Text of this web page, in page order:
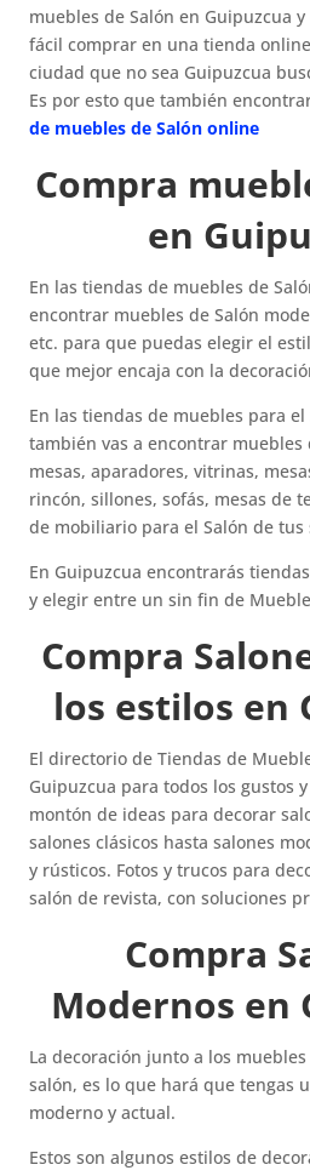
muebles de Salón en Guipuzcua
fácil comprar en una tienda
ciudad que no sea Guipuzcua
Es por esto que también
de muebles de Salón online
Compra
en
En las tiendas de muebles de
encontrar muebles de Salón
etc. para que puedas elegir el
que mejor encaja con la
En las tiendas de muebles para
también vas a encontrar muebles
mesas, aparadores, vitrinas,
rincón, sillones, sofás, mesas de
de mobiliario para el Salón de tus
En Guipuzcua encontrarás
y elegir entre un sin fin de
Compra
los estilos en
El directorio de Tiendas de
Guipuzcua para todos los gustos
montón de ideas para decorar
salones clásicos hasta salones
y rústicos. Fotos y trucos para
salón de revista, con soluciones
Compra
Modernos en
La decoración junto a los
salón, es lo que hará que tengas
moderno y actual.
Estos son algunos estilos de